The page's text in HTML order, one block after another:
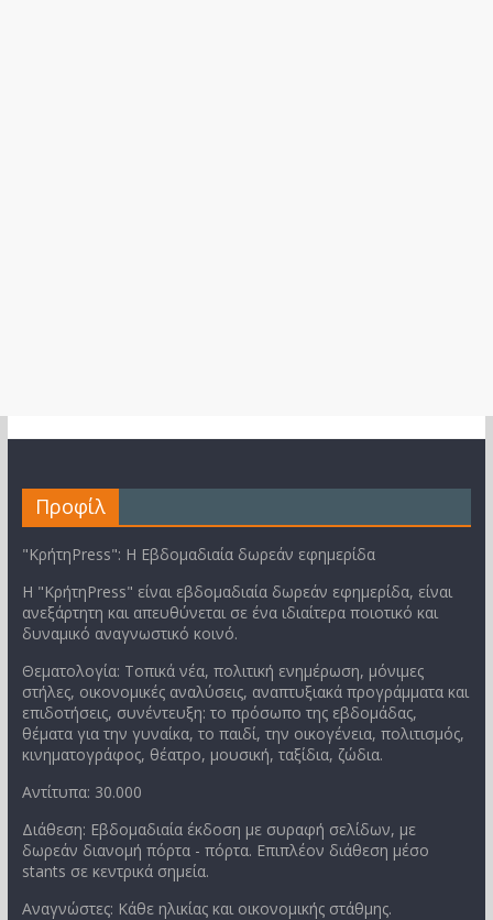
Προφίλ
"ΚρήτηPress": Η Εβδομαδιαία δωρεάν εφημερίδα
Η "ΚρήτηPress" είναι εβδομαδιαία δωρεάν εφημερίδα, είναι
ανεξάρτητη και απευθύνεται σε ένα ιδιαίτερα ποιοτικό και
δυναμικό αναγνωστικό κοινό.
Θεματολογία: Τοπικά νέα, πολιτική ενημέρωση, μόνιμες
στήλες, οικονομικές αναλύσεις, αναπτυξιακά προγράμματα και
επιδοτήσεις, συνέντευξη: το πρόσωπο της εβδομάδας,
θέματα για την γυναίκα, το παιδί, την οικογένεια, πολιτισμός,
κινηματογράφος, θέατρο, μουσική, ταξίδια, ζώδια.
Αντίτυπα: 30.000
Διάθεση: Εβδομαδιαία έκδοση με συραφή σελίδων, με
δωρεάν διανομή πόρτα - πόρτα. Επιπλέον διάθεση μέσο
stants σε κεντρικά σημεία.
Αναγνώστες: Κάθε ηλικίας και οικονομικής στάθμης.